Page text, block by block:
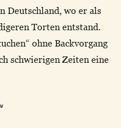
Deutschland, wo er als
Torten entstand.
ohne Backvorgang
schwierigen Zeiten eine